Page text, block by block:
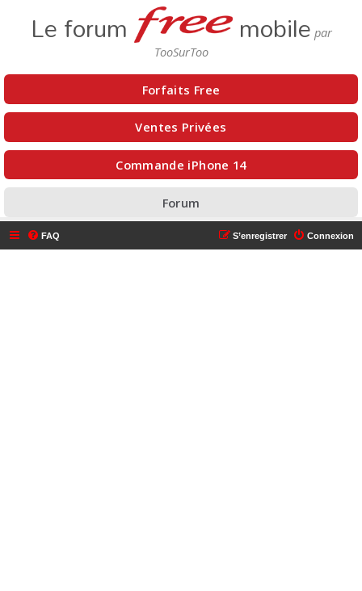
Le forum mobile
Forfaits Free
Ventes Privées
Commande iPhone 14
Forum
FAQ Connexion
S’enregistrer